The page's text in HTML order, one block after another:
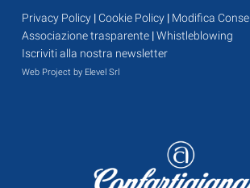
Privacy Policy |Cookie Policy | Modifica
Associazione trasparente |Whistleblowing
Iscriviti alla nostra newsletter
Web Project by Elevel Srl